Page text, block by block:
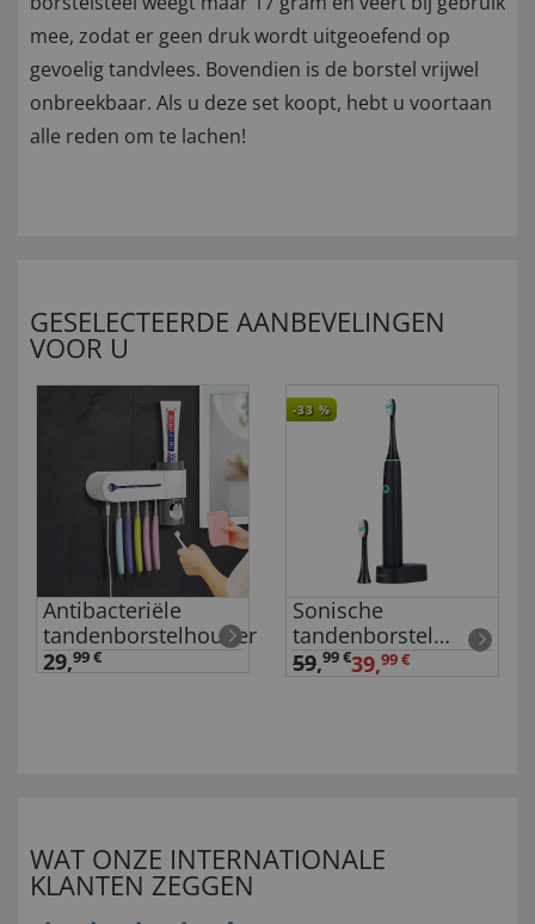
mee, zodat er geen druk wordt uitgeoefend op
gevoelig tandvlees. Bovendien is de borstel vrijwel
onbreekbaar. Als u deze set koopt, hebt u voortaan
alle reden om te lachen!
GESELECTEERDE AANBEVELINGEN
VOOR U
Antibacteriële
tandenborstelhouder
29,99 €
-33 %
Sonische
tandenborstel
’Happybrush’
59,99 €39,99 €
WAT ONZE INTERNATIONALE
KLANTEN ZEGGEN